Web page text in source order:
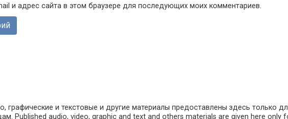
и адрес сайта в этом браузере для последующих моих комментариев.
графические и текстовые и другие материалы предоставлены здесь только
Published audio, video, graphic and text and others materials are given here